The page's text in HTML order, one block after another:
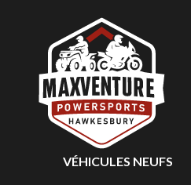
VÉHICULES NEUFS